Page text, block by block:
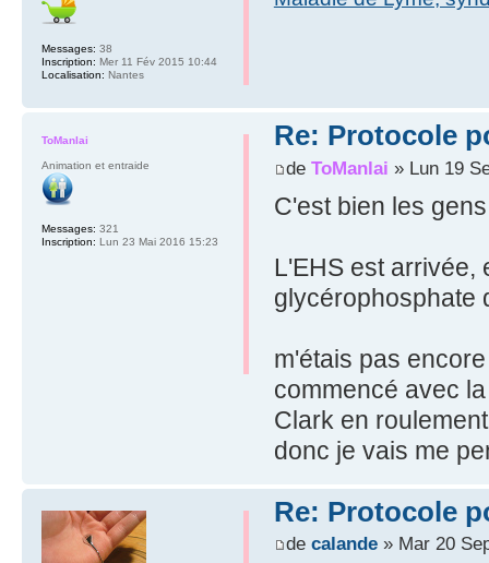
Messages: 38
Inscription: Mer 11 Fév 2015 10:44
Localisation: Nantes
Re: Protocole
de ToManlai » Lun 19
C'est bien les
L'EHS est arrivée,
glycérophosphate
m'étais pas
commencé avec
Clark en
donc je vais me
ToManlai
Animation et entraide
Messages: 321
Inscription: Lun 23 Mai 2016 15:23
Re: Protocole
de calande» Mar 20